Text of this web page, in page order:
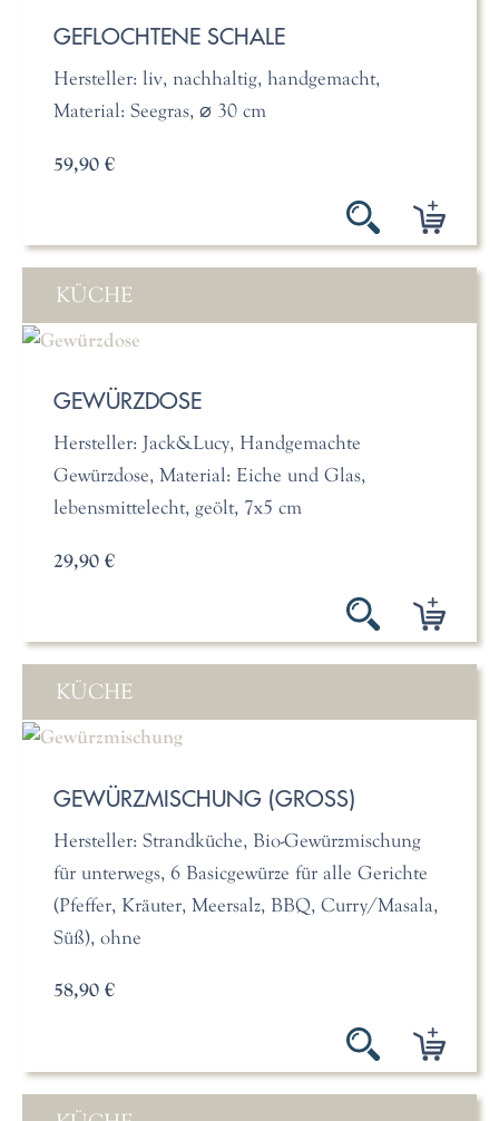
GEFLOCHTENE SCHALE
Hersteller: liv, nachhaltig, handgemacht,
Material: Seegras, ⌀ 30 cm
59,90 €
KÜCHE
GEWÜRZDOSE
Hersteller: Jack&Lucy, Handgemachte
Gewürzdose, Material: Eiche und Glas,
lebensmittelecht, geölt, 7x5 cm
29,90 €
KÜCHE
GEWÜRZMISCHUNG (GROSS)
Hersteller: Strandküche, Bio-Gewürzmischung
für unterwegs, 6 Basicgewürze für alle Gerichte
(Pfeffer, Kräuter, Meersalz, BBQ, Curry/Masala,
Süß), ohne
58,90 €